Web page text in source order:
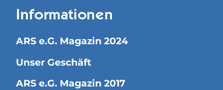
Informationen
ARS e.G. Magazin 2024
Unser Geschäft
ARS e.G. Magazin 2017